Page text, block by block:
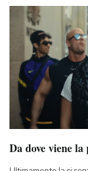
Da dove viene